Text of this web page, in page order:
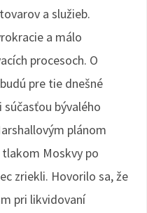
a služieb.
a málo
procesoch. O
pre tie dnešné
bývalého
plánom
Moskvy po
zriekli. Hovorilo sa, že
pri likvidovaní